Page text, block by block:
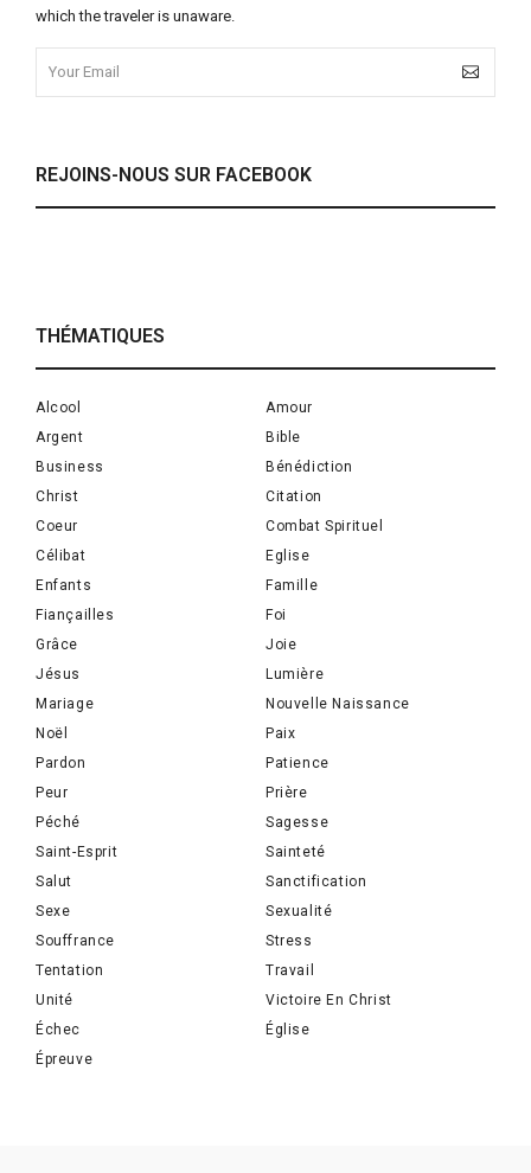
which the traveler is unaware.
REJOINS-NOUS SUR FACEBOOK
THÉMATIQUES
Alcool
Amour
Argent
Bible
Business
Bénédiction
Christ
Citation
Coeur
Combat Spirituel
Célibat
Eglise
Enfants
Famille
Fiançailles
Foi
Grâce
Joie
Jésus
Lumière
Mariage
Nouvelle Naissance
Noël
Paix
Pardon
Patience
Peur
Prière
Péché
Sagesse
Saint-Esprit
Sainteté
Salut
Sanctification
Sexe
Sexualité
Souffrance
Stress
Tentation
Travail
Unité
Victoire En Christ
Échec
Église
Épreuve